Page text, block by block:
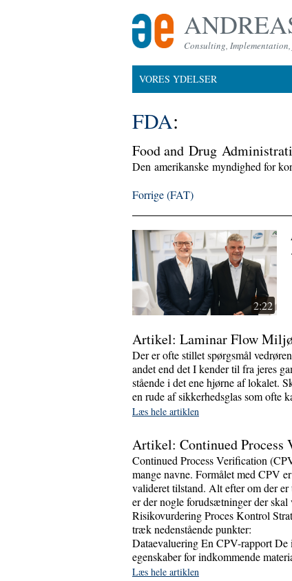
Consulting,
VORES YDELSER
FDA:
Food and Drug
Den amerikanske myndighed for
Forrige (FAT)
2:22
Artikel: Laminar Flow
Der er ofte stillet spørgsmål
andet end det I kender til fra jeres
stående i det ene hjørne af lokalet.
en rude af sikkerhedsglas som ofte
Læs hele artiklen
Artikel: Continued Process
Continued Process Verification
mange navne. Formålet med CPV
valideret tilstand. Alt efter om der
er der nogle forudsætninger der
Risikovurdering Proces Kontrol
træk nedenstående
Dataevaluering En CPV-rapport De
egenskaber for indkommende
Læs hele artiklen